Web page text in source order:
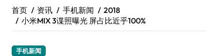
首页 资讯 手机新闻
2018
小米MIX 3谍照曝光 屏占比近乎100%
手机新闻